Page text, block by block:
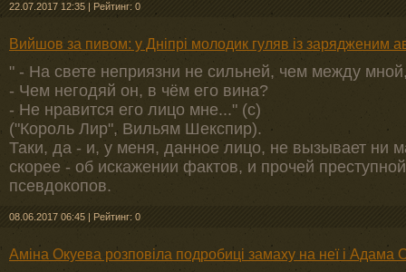
22.07.2017 12:35 | Рейтинг: 0
Вийшов за пивом: у Дніпрі молодик гуляв із зарядженим
" - На свете неприязни не сильней, чем между
- Чем негодяй он, в чём его вина?
- Не нравится его лицо мне..." (с)
("Король Лир", Вильям Шекспир).
Таки, да - и, у меня, данное лицо, не вызывает ни
скорее - об искажении фактов, и прочей
псевдокопов.
08.06.2017 06:45 | Рейтинг: 0
Аміна Окуева розповіла подробиці замаху на неї і Адама